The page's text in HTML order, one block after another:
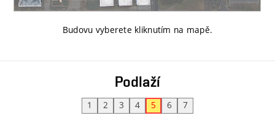
Budovu vyberete kliknutím na mapě.
Podlaží
1 2 3 4 5 6 7